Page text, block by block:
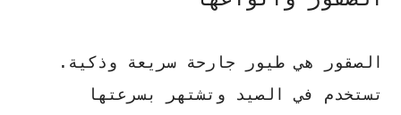
الصقور هي طيور جارحة سريعة وذكية.
تستخدم في الصيد وتشتهر بسرعتها